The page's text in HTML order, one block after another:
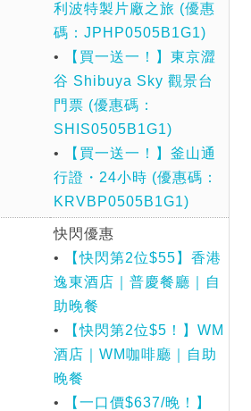
利波特製片廠之旅 (優惠
碼：JPHP0505B1G1)
•
【買一送一！】東京澀
谷 Shibuya Sky 觀景台
門票 (優惠碼：
SHIS0505B1G1)
•
【買一送一！】釜山通
行證・24小時 (優惠碼：
KRVBP0505B1G1)
快閃優惠
•
【快閃第2位$55】香港
逸東酒店｜普慶餐廳｜自
助晚餐
•
【快閃第2位$5！】WM
酒店｜WM咖啡廳｜自助
晚餐
•
【一口價$637/晚！】